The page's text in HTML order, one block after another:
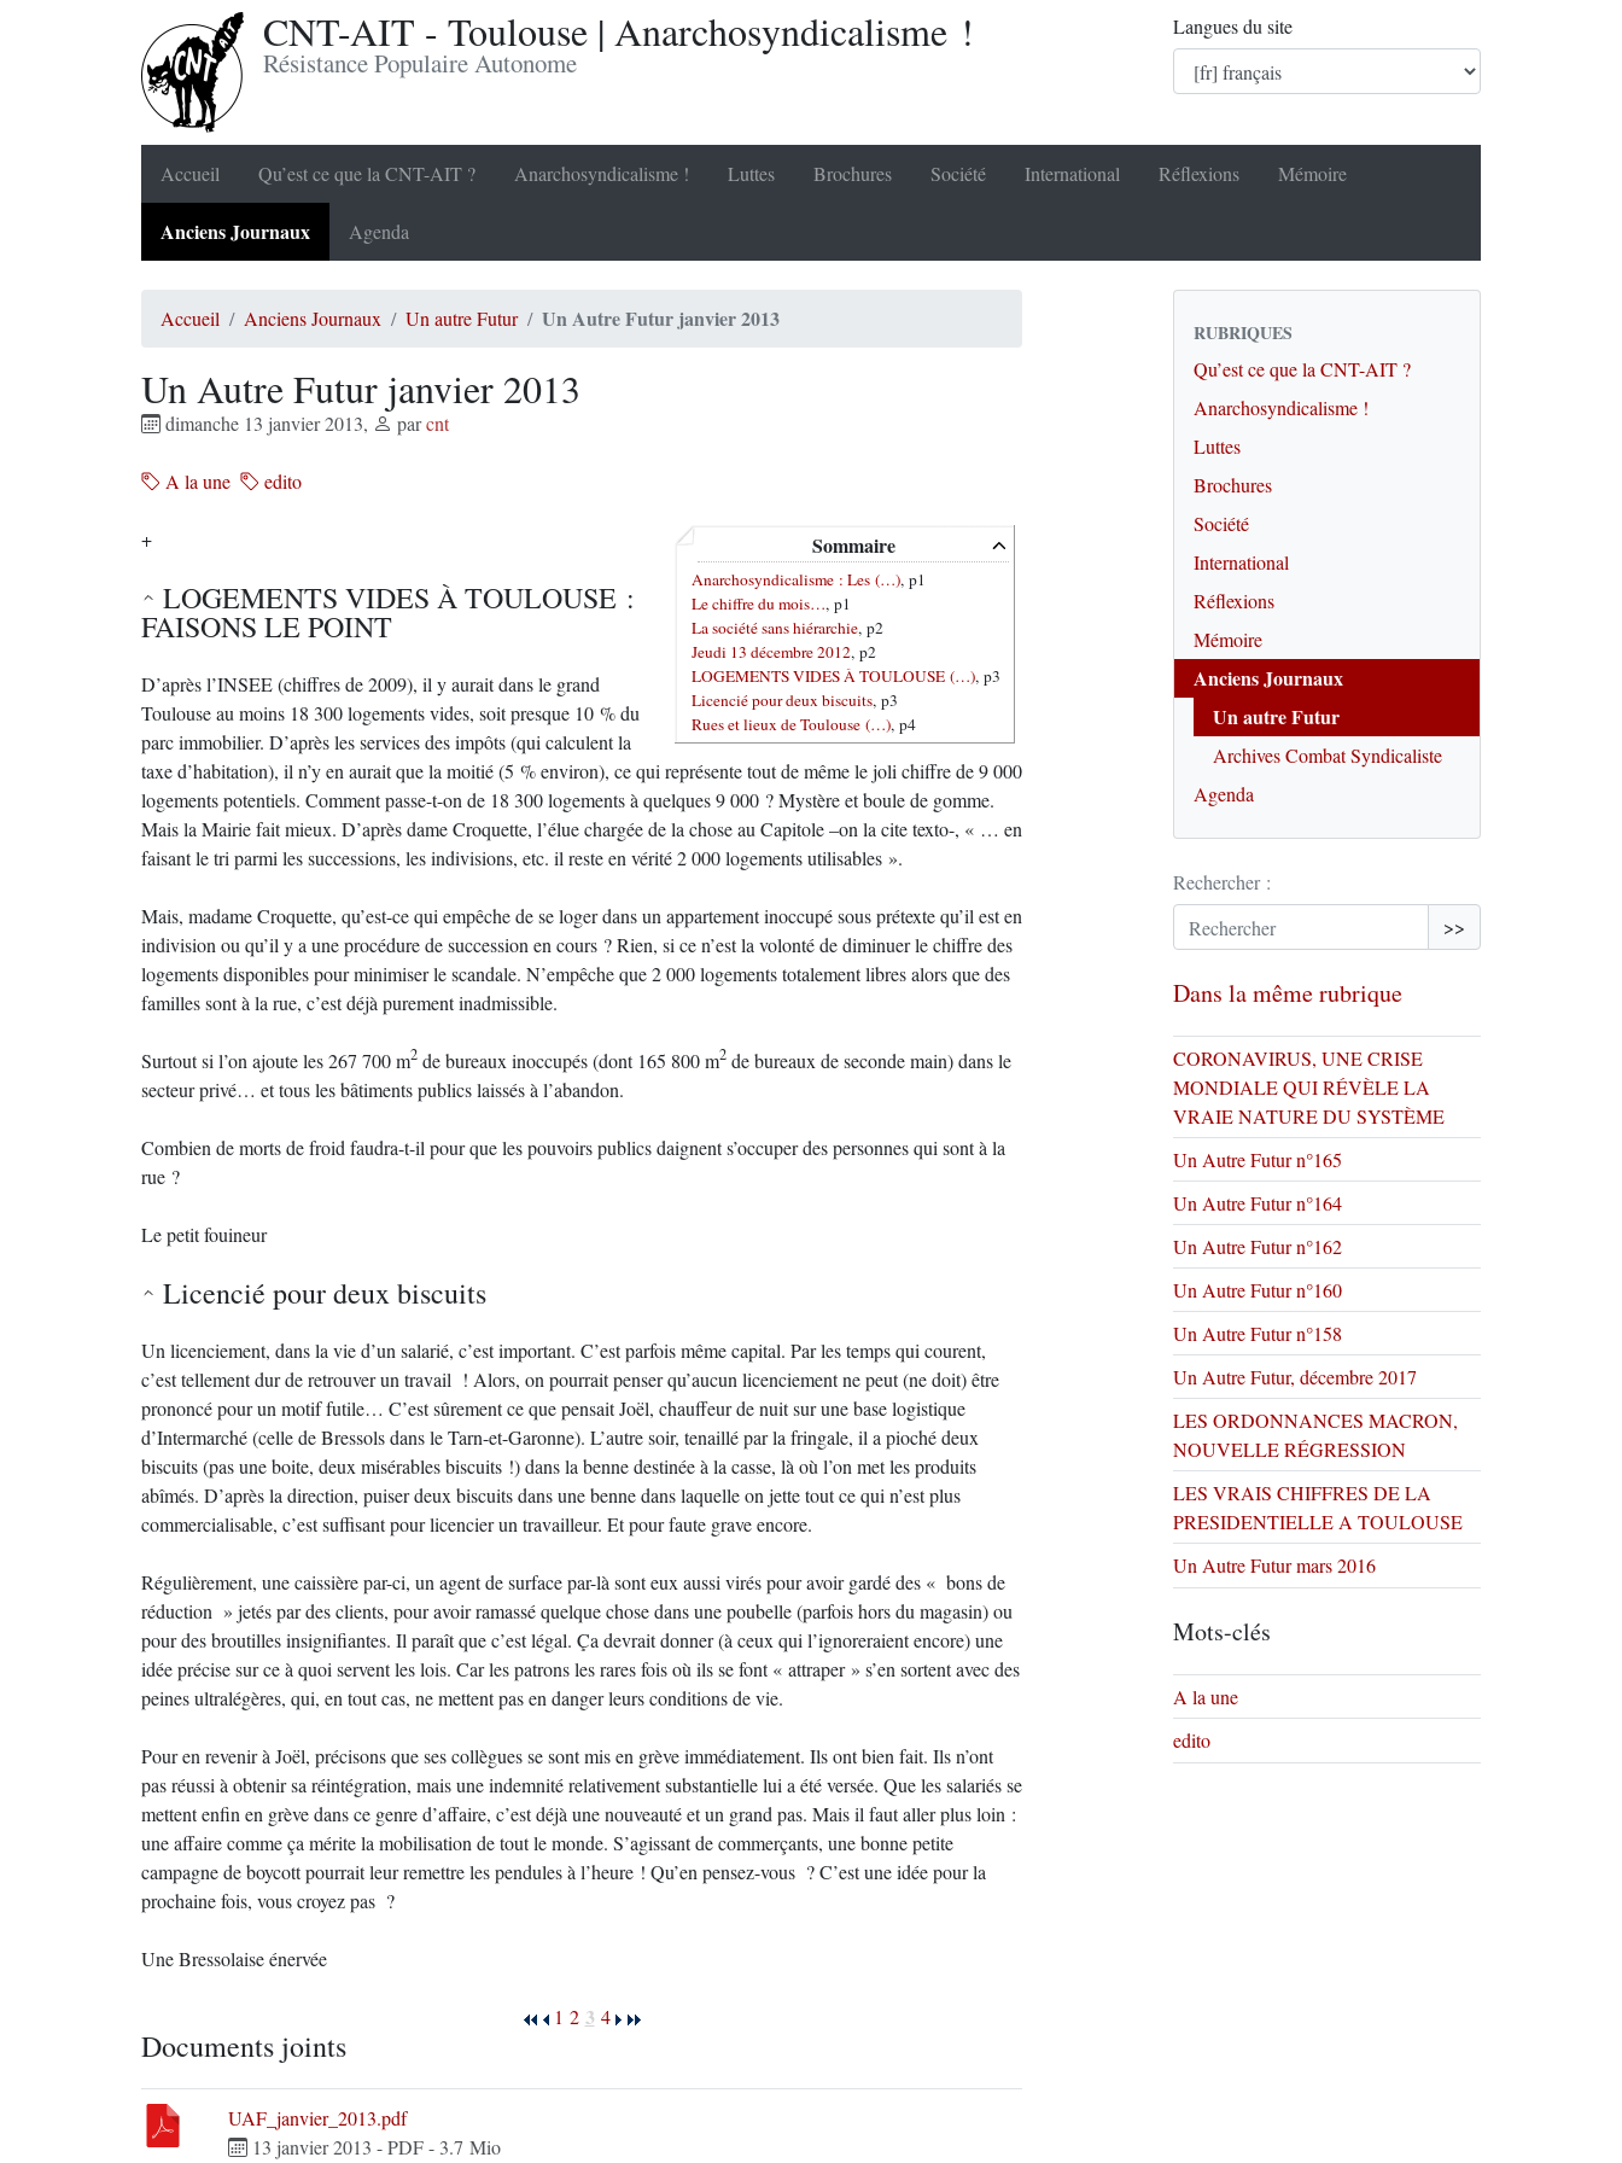
CNT-AIT - Toulouse | Anarchosyndicalisme !
Résistance Populaire Autonome
Langues du site
Accueil Qu’est ce que la CNT-AIT ? Anarchosyndicalisme ! Luttes Brochures Société International Réflexions Mémoire
Anciens Journaux Agenda
Accueil Anciens Journaux Un autre Futur Un Autre Futur janvier 2013
Un Autre Futur janvier 2013
dimanche 13 janvier 2013, parcnt
A la une edito
Sommaire
Anarchosyndicalisme : Les (…), p1
Le chiffre du mois…, p1
La société sans hiérarchie, p2
Jeudi 13 décembre 2012, p2
LOGEMENTS VIDES À TOULOUSE (…), p3
Licencié pour deux biscuits, p3
Rues et lieux de Toulouse (…), p4
+
LOGEMENTS VIDES À TOULOUSE :
FAISONS LE POINT
D’après l’INSEE (chiffres de 2009), il y aurait dans le grand
Toulouse au moins 18 300 logements vides, soit presque 10 % du
parc immobilier. D’après les services des impôts (qui calculent la
taxe d’habitation), il n’y en aurait que la moitié (5 % environ), ce qui représente tout de même le joli chiffre de 9 000
logements potentiels. Comment passe-t-on de 18 300 logements à quelques 9 000 ? Mystère et boule de gomme.
Mais la Mairie fait mieux. D’après dame Croquette, l’élue chargée de la chose au Capitole –on la cite texto-, « … en
faisant le tri parmi les successions, les indivisions, etc. il reste en vérité 2 000 logements utilisables ».
Mais, madame Croquette, qu’est-ce qui empêche de se loger dans un appartement inoccupé sous prétexte qu’il est en
indivision ou qu’il y a une procédure de succession en cours ? Rien, si ce n’est la volonté de diminuer le chiffre des
logements disponibles pour minimiser le scandale. N’empêche que 2 000 logements totalement libres alors que des
familles sont à la rue, c’est déjà purement inadmissible.
Surtout si l’on ajoute les 267 700 m2 de bureaux inoccupés (dont 165 800 m2 de bureaux de seconde main) dans le
secteur privé… et tous les bâtiments publics laissés à l’abandon.
Combien de morts de froid faudra-t-il pour que les pouvoirs publics daignent s’occuper des personnes qui sont à la
rue ?
Le petit fouineur
Licencié pour deux biscuits
Un licenciement, dans la vie d’un salarié, c’est important. C’est parfois même capital. Par les temps qui courent,
c’est tellement dur de retrouver un travail ! Alors, on pourrait penser qu’aucun licenciement ne peut (ne doit) être
prononcé pour un motif futile… C’est sûrement ce que pensait Joël, chauffeur de nuit sur une base logistique
d’Intermarché (celle de Bressols dans le Tarn-et-Garonne). L’autre soir, tenaillé par la fringale, il a pioché deux
biscuits (pas une boite, deux misérables biscuits !) dans la benne destinée à la casse, là où l’on met les produits
abîmés. D’après la direction, puiser deux biscuits dans une benne dans laquelle on jette tout ce qui n’est plus
commercialisable, c’est suffisant pour licencier un travailleur. Et pour faute grave encore.
Régulièrement, une caissière par-ci, un agent de surface par-là sont eux aussi virés pour avoir gardé des « bons de
réduction » jetés par des clients, pour avoir ramassé quelque chose dans une poubelle (parfois hors du magasin) ou
pour des broutilles insignifiantes. Il paraît que c’est légal. Ça devrait donner (à ceux qui l’ignoreraient encore) une
idée précise sur ce à quoi servent les lois. Car les patrons les rares fois où ils se font « attraper » s’en sortent avec des
peines ultralégères, qui, en tout cas, ne mettent pas en danger leurs conditions de vie.
Pour en revenir à Joël, précisons que ses collègues se sont mis en grève immédiatement. Ils ont bien fait. Ils n’ont
pas réussi à obtenir sa réintégration, mais une indemnité relativement substantielle lui a été versée. Que les salariés se
mettent enfin en grève dans ce genre d’affaire, c’est déjà une nouveauté et un grand pas. Mais il faut aller plus loin :
une affaire comme ça mérite la mobilisation de tout le monde. S’agissant de commerçants, une bonne petite
campagne de boycott pourrait leur remettre les pendules à l’heure ! Qu’en pensez-vous ? C’est une idée pour la
prochaine fois, vous croyez pas ?
Une Bressolaise énervée
1 2 3 4
Documents joints
UAF_janvier_2013.pdf
13 janvier 2013 -PDF- 3.7 Mio
RUBRIQUES
Qu’est ce que la CNT-AIT ?
Anarchosyndicalisme !
Luttes
Brochures
Société
International
Réflexions
Mémoire
Anciens Journaux
Un autre Futur
Archives Combat Syndicaliste
Agenda
Rechercher :
>>
Dans la même rubrique
CORONAVIRUS, UNE CRISE
MONDIALE QUI RÉVÈLE LA
VRAIE NATURE DU SYSTÈME
Un Autre Futur n°165
Un Autre Futur n°164
Un Autre Futur n°162
Un Autre Futur n°160
Un Autre Futur n°158
Un Autre Futur, décembre 2017
LES ORDONNANCES MACRON,
NOUVELLE RÉGRESSION
LES VRAIS CHIFFRES DE LA
PRESIDENTIELLE A TOULOUSE
Un Autre Futur mars 2016
Mots-clés
A la une
edito